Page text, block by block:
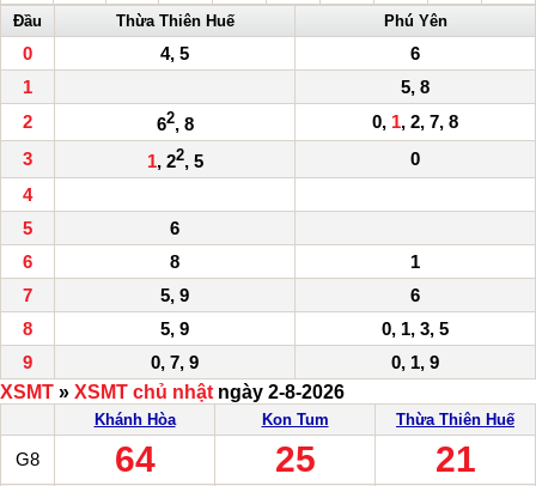
Đầu Thừa Thiên Huế Phú Yên
0 4, 5
6
1
5, 8
2
62, 8 0, 1, 2, 7, 8
3
1, 22, 5
0
4
5
6
6
8
1
7
5, 9
6
8
5, 9
0, 1, 3, 5
9
0, 7, 9
0, 1, 9
XSMT » XSMT chủ nhật ngày 2-8-2026
Khánh Hòa Kon Tum Thừa Thiên Huế
G8 64 25 21